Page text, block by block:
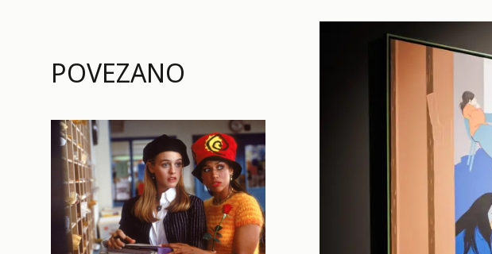
POVEZANO